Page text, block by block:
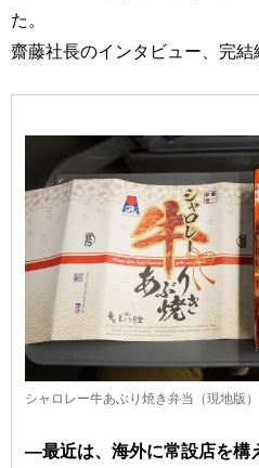
た。
齋藤社長のインタビュー、完結
シャロレー牛あぶり焼き弁当（現地版）
―最近は、海外に常設店を構